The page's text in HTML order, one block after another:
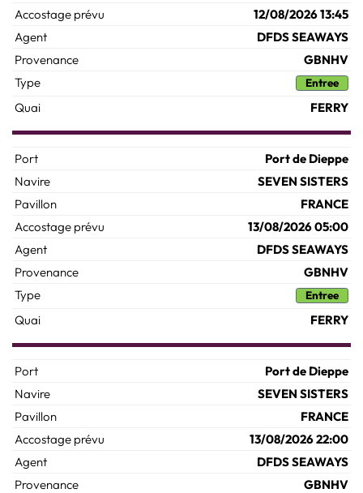
12/08/2026 13:45
DFDS SEAWAYS
GBNHV
Entree
FERRY
Port de Dieppe
SEVEN SISTERS
FRANCE
13/08/2026 05:00
DFDS SEAWAYS
GBNHV
Entree
FERRY
Port de Dieppe
SEVEN SISTERS
FRANCE
13/08/2026 22:00
DFDS SEAWAYS
GBNHV